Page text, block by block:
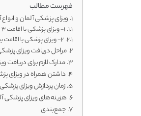
فهرست مطالب
ویزای پزشکی آلمان و
۱- ویزای پزشکی با اقامت ۳ ماهه
۲- ویزای پزشکی با اقامت بیش از ۳ ماه
مراحل دریافت ویزای
مدارک لازم برای دریافت
داشتن همراه در ویزای
زمان پردازش ویزای
هزینه‌های ویزای پزشکی
جمع‌بندی